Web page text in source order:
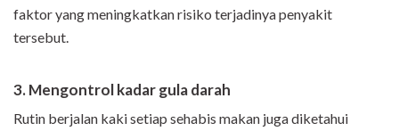
faktor yang meningkatkan risiko terjadinya penyakit
tersebut.
3. Mengontrol kadar gula darah
Rutin berjalan kaki setiap sehabis makan juga diketahui